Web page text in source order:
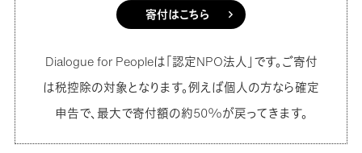
寄付はこちら
Dialogue for Peopleは「認定NPO法人」です。ご寄付
は税控除の対象となります。例えば個人の方なら確定
申告で、最大で寄付額の約50%が戻ってきます。